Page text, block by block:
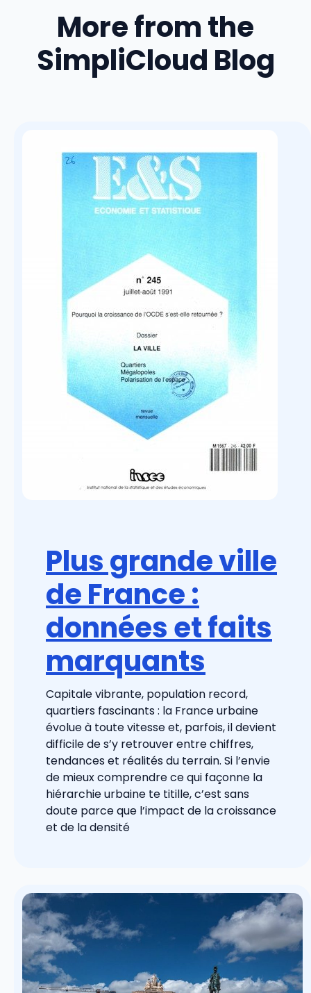
More from the
SimpliCloud Blog
Plus grande ville
de France :
données et faits
marquants
Capitale vibrante, population record,
quartiers fascinants : la France urbaine
évolue à toute vitesse et, parfois, il devient
difficile de s’y retrouver entre chiffres,
tendances et réalités du terrain. Si l’envie
de mieux comprendre ce qui façonne la
hiérarchie urbaine te titille, c’est sans
doute parce que l’impact de la croissance
et de la densité